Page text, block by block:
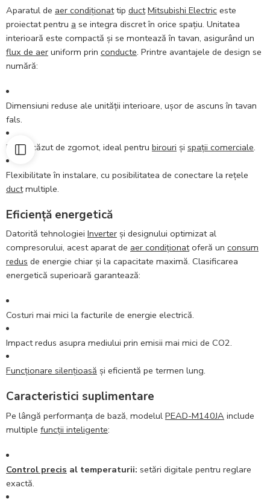
Aparatul de aer condiționattip duct Mitsubishi Electric este
proiectat pentru a se integra discret în orice spațiu. Unitatea
interioară este compactă și se montează în tavan, asigurând un
flux de aer uniform prin conducte. Printre avantajele de design se
numără:
Dimensiuni reduse ale unității interioare, ușor de ascuns în tavan
fals.
Nivel scăzut de zgomot, ideal pentru birouri și spații comerciale.
Flexibilitate în instalare, cu posibilitatea de conectare la rețele
ductmultiple.
Eficiență energetică
Datorită tehnologiei Inverter și designului optimizat al
compresorului, acest aparat de aer condiționatoferă un consum
redus de energie chiar și la capacitate maximă. Clasificarea
energetică superioară garantează:
Costuri mai mici la facturile de energie electrică.
Impact redus asupra mediului prin emisii mai mici de CO2.
Funcționare silențioasă și eficientă pe termen lung.
Caracteristici suplimentare
Pe lângă performanța de bază, modelul PEAD-M140JA include
multiple funcții inteligente:
Control precis al temperaturii: setări digitale pentru reglare
exactă.